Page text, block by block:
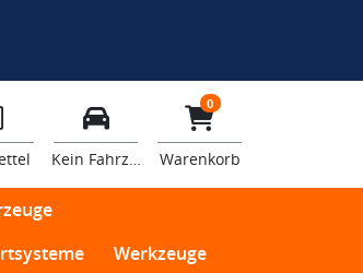
Kein Fahrzeug
0
Warenkorb
Werkzeuge